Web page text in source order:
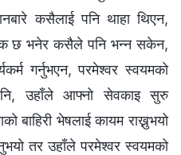
कसैलाई पनि थाहा थिएन,
छ भनेर कसैले पनि भन्न सकेन,
गर्नुभएन, परमेश्‍वर स्वयमको
उहाँले आफ्नो सेवकाइ सुरु
बाहिरी भेषलाई कायम राख्नुभयो
तर उहाँले परमेश्‍वर स्वयमको